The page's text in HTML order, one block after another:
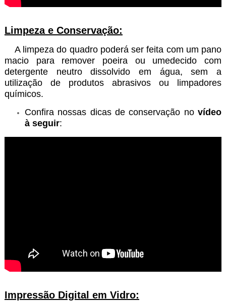
Limpeza e Conservação:
A limpeza do quadro poderá ser feita com um pano
macio para remover poeira ou umedecido com
detergente neutro dissolvido em água, sem a
utilização de produtos abrasivos ou limpadores
químicos.
Confira nossas dicas de conservação novídeo
à seguir:
Impressão Digital em Vidro: